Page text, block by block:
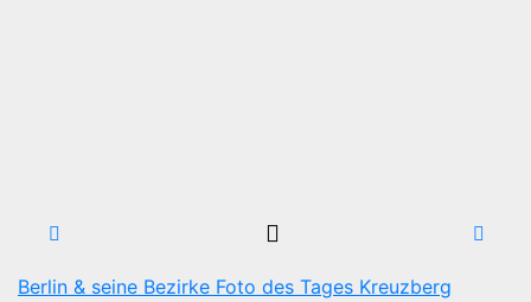
Berlin & seine Bezirke Foto des Tages Kreuzberg